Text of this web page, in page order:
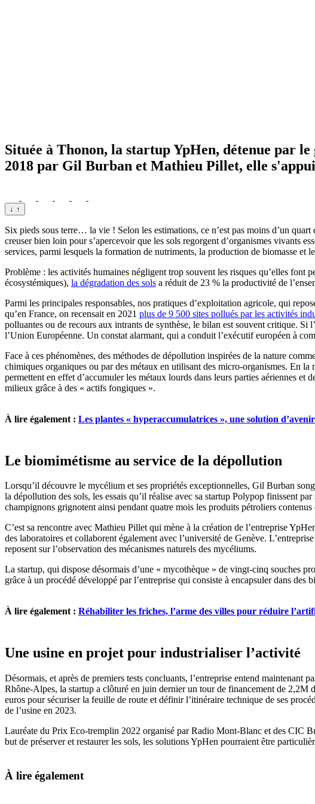
Située à Thonon, la startup YpHen, détenue par
2018 par Gil Burban et Mathieu Pillet, elle
↓ ↑
Six pieds sous terre… la vie ! Selon les estimations, ce n’est pas moins d’un
creuser bien loin pour s’apercevoir que les sols regorgent d’organismes vivants
services, parmi lesquels la formation de nutriments, la production de biomasse et
Problème : les activités humaines négligent trop souvent les risques qu’elles font
écosystémiques), la dégradation des sols a réduit de 23 % la productivité de
Parmi les principales responsables, nos pratiques d’exploitation agricole, qui
qu’en France, on recensait en 2021 plus de 9 500 sites pollués par les activités
polluantes ou de recours aux intrants de synthèse, le bilan est souvent critique. Si
l’Union Européenne. Un constat alarmant, qui a conduit l’exécutif européen à
Face à ces phénomènes, des méthodes de dépollution inspirées de la nature
chimiques organiques ou par des métaux en utilisant des micro-organismes. En
permettent en effet d’accumuler les métaux lourds dans leurs parties aériennes
milieux grâce à des « actifs fongiques ».
À lire également : Les plantes « hyperaccumulatrices », une solution
Le biomimétisme au service de la dépollution
Lorsqu’il découvre le mycélium et ses propriétés exceptionnelles, Gil Burban
la dépollution des sols, les essais qu’il réalise avec sa startup Polypop finissent
champignons grignotent ainsi pendant quatre mois les produits pétroliers
C’est sa rencontre avec Mathieu Pillet qui mène à la création de l’entreprise
des laboratoires et collaborent également avec l’université de Genève.
reposent sur l’observation des mécanismes naturels des mycéliums.
La startup, qui dispose désormais d’une « mycothèque » de vingt-cinq souches
grâce à un procédé développé par l’entreprise qui consiste à encapsuler dans des
À lire également : Réhabiliter les friches, l’arme des villes pour réduire
Une usine en projet pour industrialiser l’activité
Désormais, et après de premiers tests concluants, l’entreprise entend maintenant
Rhône-Alpes, la startup a clôturé en juin dernier un tour de financement de 2,2M
euros pour sécuriser la feuille de route et définir l’itinéraire technique de ses
de l’usine en 2023.
Lauréate du Prix Eco-tremplin 2022 organisé par Radio Mont-Blanc et des CIC
but de préserver et restaurer les sols, les solutions YpHen pourraient être
À lire également